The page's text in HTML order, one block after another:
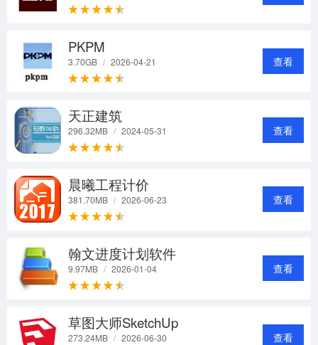
PKPM
3.70GB / 2026-04-21 查看
天正建筑
296.32MB / 2024-05-31 查看
晨曦工程计价
381.70MB / 2026-06-23 查看
翰文进度计划软件
9.97MB / 2026-01-04 查看
草图大师SketchUp
273.24MB / 2026-06-30 查看